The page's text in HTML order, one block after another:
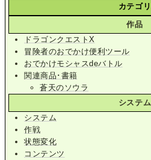
カテゴリ
作品
ドラゴンクエストX
冒険者のおでかけ便利ツール
おでかけモシャスdeバトル
関連商品･書籍
蒼天のソウラ
システム
システム
作戦
状態変化
コンテンツ